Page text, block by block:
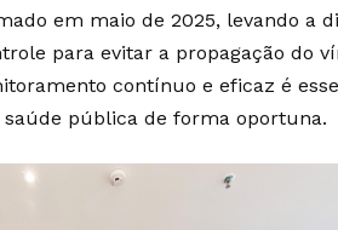
em maio de 2025, levando a
para evitar a propagação do
contínuo e eficaz é
pública de forma oportuna.